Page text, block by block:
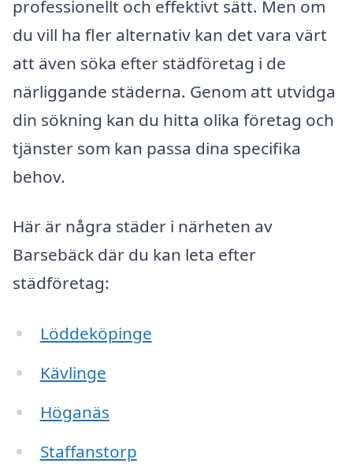
professionellt och effektivt sätt. Men om
du vill ha fler alternativ kan det vara värt
att även söka efter städföretag i de
närliggande städerna. Genom att utvidga
din sökning kan du hitta olika företag och
tjänster som kan passa dina specifika
behov.
Här är några städer i närheten av
Barsebäck där du kan leta efter
städföretag:
Löddeköpinge
Kävlinge
Höganäs
Staffanstorp